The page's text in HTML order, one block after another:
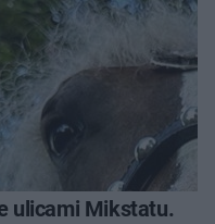
ulicami Mikstatu.